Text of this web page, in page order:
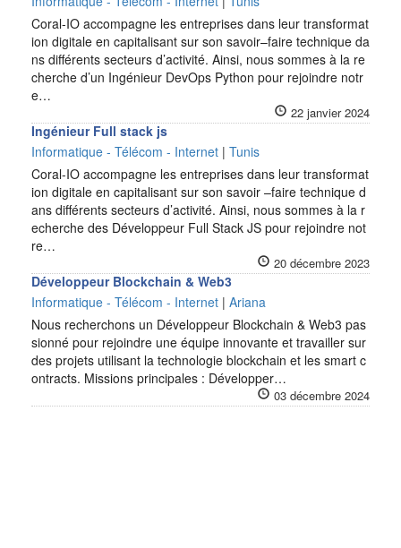
Coral-IO accompagne les entreprises dans leur transformat
ion digitale en capitalisant sur son savoir–faire technique da
ns différents secteurs d’activité. Ainsi, nous sommes à la re
cherche d’un Ingénieur DevOps Python pour rejoindre notr
e…
22 janvier 2024
Ingénieur Full stack js
Informatique - Télécom - Internet | Tunis
Coral-IO accompagne les entreprises dans leur transformat
ion digitale en capitalisant sur son savoir –faire technique d
ans différents secteurs d’activité. Ainsi, nous sommes à la r
echerche des Développeur Full Stack JS pour rejoindre not
re…
20 décembre 2023
Développeur Blockchain & Web3
Informatique - Télécom - Internet | Ariana
Nous recherchons un Développeur Blockchain & Web3 pas
sionné pour rejoindre une équipe innovante et travailler sur
des projets utilisant la technologie blockchain et les smart c
ontracts. Missions principales : Développer…
03 décembre 2024